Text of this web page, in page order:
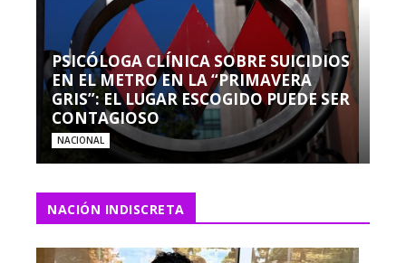
PSICÓLOGA CLÍNICA SOBRE SUICIDIOS
EN EL METRO EN LA “PRIMAVERA
GRIS”: EL LUGAR ESCOGIDO PUEDE SER
CONTAGIOSO
NACIONAL
NACIÓN INDISCRETA